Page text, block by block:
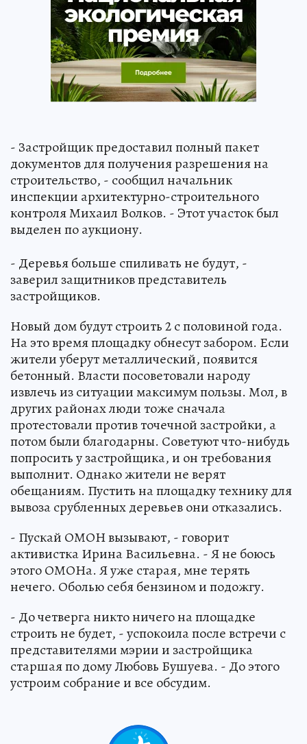
- Застройщик предоставил полный пакет
документов для получения разрешения на
строительство, - сообщил начальник
инспекции архитектурно-строительного
контроля Михаил Волков. - Этот участок был
выделен по аукциону.
- Деревья больше спиливать не будут, -
заверил защитников представитель
застройщиков.
Новый дом будут строить 2 с половиной года.
На это время площадку обнесут забором. Если
жители уберут металлический, появится
бетонный. Власти посоветовали народу
извлечь из ситуации максимум пользы. Мол, в
других районах люди тоже сначала
протестовали против точечной застройки, а
потом были благодарны. Советуют что-нибудь
попросить у застройщика, и он требования
выполнит. Однако жители не верят
обещаниям. Пустить на площадку технику для
вывоза срубленных деревьев они отказались.
- Пускай ОМОН вызывают, - говорит
активистка Ирина Васильевна. - Я не боюсь
этого ОМОНа. Я уже старая, мне терять
нечего. Оболью себя бензином и подожгу.
- До четверга никто ничего на площадке
строить не будет, - успокоила после встречи с
представителями мэрии и застройщика
старшая по дому Любовь Бушуева. - До этого
устроим собрание и все обсудим.